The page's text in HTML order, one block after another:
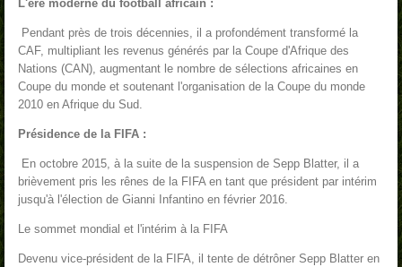
L'ère moderne du football africain :
Pendant près de trois décennies, il a profondément transformé la
CAF, multipliant les revenus générés par la Coupe d'Afrique des
Nations (CAN), augmentant le nombre de sélections africaines en
Coupe du monde et soutenant l'organisation de la Coupe du monde
2010 en Afrique du Sud.
Présidence de la FIFA :
En octobre 2015, à la suite de la suspension de Sepp Blatter, il a
brièvement pris les rênes de la FIFA en tant que président par intérim
jusqu'à l'élection de Gianni Infantino en février 2016.
Le sommet mondial et l'intérim à la FIFA
Devenu vice-président de la FIFA, il tente de détrôner Sepp Blatter en